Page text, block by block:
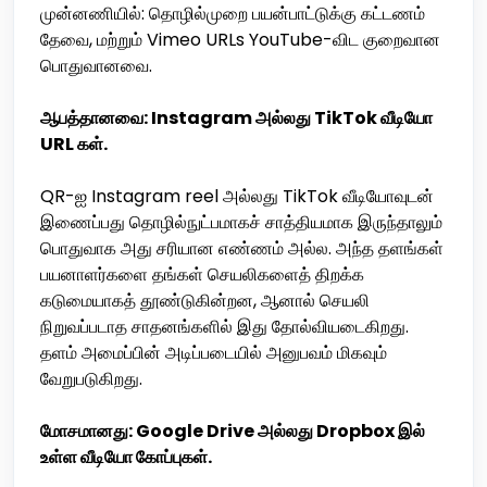
முன்னணியில்: தொழில்முறை பயன்பாட்டுக்கு கட்டணம்
தேவை, மற்றும் Vimeo URLs YouTube-விட குறைவான
பொதுவானவை.
ஆபத்தானவை: Instagram அல்லது TikTok வீடியோ
URL கள்.
QR-ஐ Instagram reel அல்லது TikTok வீடியோவுடன்
இணைப்பது தொழில்நுட்பமாகச் சாத்தியமாக இருந்தாலும்
பொதுவாக அது சரியான எண்ணம் அல்ல. அந்த தளங்கள்
பயனாளர்களை தங்கள் செயலிகளைத் திறக்க
கடுமையாகத் தூண்டுகின்றன, ஆனால் செயலி
நிறுவப்படாத சாதனங்களில் இது தோல்வியடைகிறது.
தளம் அமைப்பின் அடிப்படையில் அனுபவம் மிகவும்
வேறுபடுகிறது.
மோசமானது: Google Drive அல்லது Dropbox இல்
உள்ள வீடியோ கோப்புகள்.